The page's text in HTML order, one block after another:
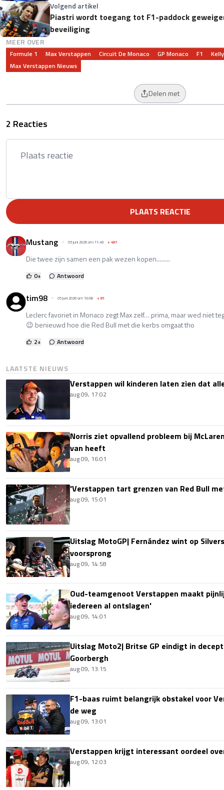
Volgend artikel
Piastri wordt toegang tot F1-paddock
beveiliging
MEER OVER
Formule 1 Max Verstappen Circuit De Monaco GP Monaco F1
Max Verstappen Nieuws
Delen met
2 Reacties
PLAATS REACTIE
Mustang 05 juni 2026 om 11:49 +497
Die twee zijn samen een pak wezen kopen.........
0+ Antwoord
tim98 05 juni 2026 om 10:08 +81
Leclerc favoriet in Monaco zegt Max zelf… prima, maar wed niet
😉 benieuwd hoe die Red Bull met die kerbs omgaat tho
2+ Antwoord
LAATSTE NIEUWS
Verstappen wil kinderen laten zien dat
aug 09, 17:02
Norris ziet opvallend probleem bij
van heeft
aug 09, 16:01
'Verstappen tart grenzen van Red Bull
aug 09, 15:01
Uitslag MotoGP| Fernández wint op
voorsprong
aug 09, 14:58
Oud-teamgenoot Verstappen maakt
iedereen al ontslagen'
aug 09, 14:01
Uitslag Moto2| Britse GP eindigt in
Goorbergh
aug 09, 13:15
F1-baas ruimt belangrijk obstakel voor
de weg
aug 09, 13:01
Verstappen krijgt interessant oordeel
aug 09, 12:03